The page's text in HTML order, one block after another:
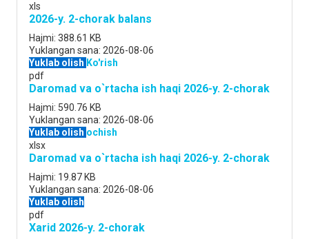
xls
2026-y. 2-chorak balans
Hajmi: 388.61 KB
Yuklangan sana: 2026-08-06
Yuklab olish Ko'rish
pdf
Daromad va o`rtacha ish haqi 2026-y. 2-chorak
Hajmi: 590.76 KB
Yuklangan sana: 2026-08-06
Yuklab olish ochish
xlsx
Daromad va o`rtacha ish haqi 2026-y. 2-chorak
Hajmi: 19.87 KB
Yuklangan sana: 2026-08-06
Yuklab olish
pdf
Xarid 2026-y. 2-chorak